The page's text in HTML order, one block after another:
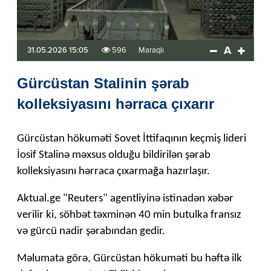
31.05.2026 15:05 596 Maraqlı A
Gürcüstan Stalinin şərab
kolleksiyasını hərraca çıxarır
Gürcüstan hökuməti Sovet İttifaqının keçmiş lideri
İosif Stalinə məxsus olduğu bildirilən şərab
kolleksiyasını hərraca çıxarmağa hazırlaşır.
Aktual.ge "Reuters" agentliyinə istinadən xəbər
verilir ki, söhbət təxminən 40 min butulka fransız
və gürcü nadir şərabından gedir.
Məlumata görə, Gürcüstan hökuməti bu həftə ilk